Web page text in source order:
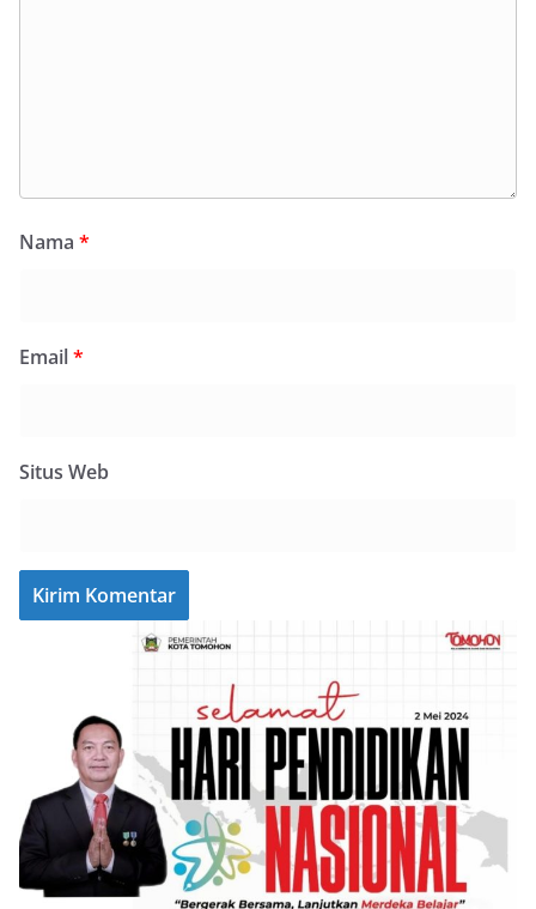
Nama *
Email*
Situs Web